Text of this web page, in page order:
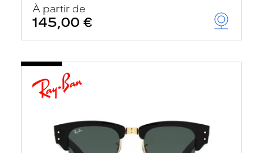
À partir de
145,00 €